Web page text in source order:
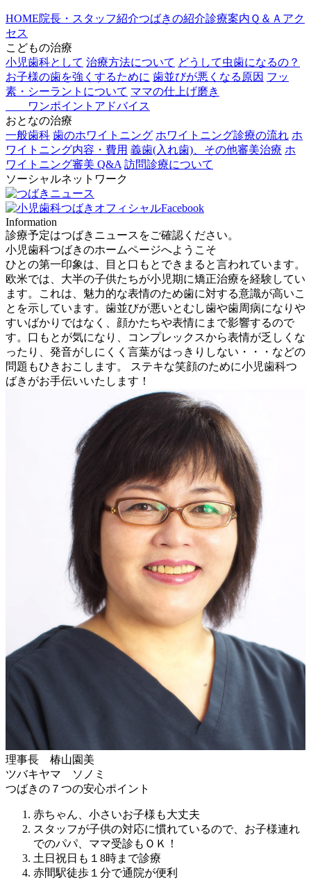
HOME院長・スタッフ紹介つばきの紹介診療案内 Ｑ＆Ａ アク
セス
こどもの治療
小児歯科として 治療方法について どうして虫歯になるの？
お子様の歯を強くするために 歯並びが悪くなる原因 フッ
素・シーラントについて ママの仕上げ磨き
ワンポイントアドバイス
おとなの治療
一般歯科 歯のホワイトニング ホワイトニング診療の流れ ホ
ワイトニング内容・費用 義歯(入れ歯)、その他審美治療 ホ
ワイトニング審美 Q&A 訪問診療について
ソーシャルネットワーク
Information
診療予定はつばきニュースをご確認ください。
小児歯科つばきのホームページへようこそ
ひとの第一印象は、目と口もとできまると言われています。
欧米では、大半の子供たちが小児期に矯正治療を経験してい
ます。これは、魅力的な表情のため歯に対する意識が高いこ
とを示しています。歯並びが悪いとむし歯や歯周病になりや
すいばかりではなく、顔かたちや表情にまで影響するので
す。口もとが気になり、コンプレックスから表情が乏しくな
ったり、発音がしにくく言葉がはっきりしない・・・などの
問題もひきおこします。 ステキな笑顔のために小児歯科つ
ばきがお手伝いいたします！
理事長 椿山園美
ツバキヤマ ソノミ
つばきの７つの安心ポイント
赤ちゃん、小さいお子様も大丈夫
スタッフが子供の対応に慣れているので、お子様連れ
でのパパ、ママ受診もＯＫ！
土日祝日も１8時まで診療
赤間駅徒歩１分で通院が便利